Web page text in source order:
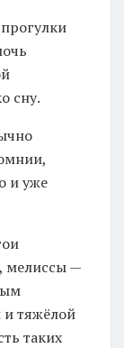
сну.
и уже
мелиссы —
тяжёлой
таких